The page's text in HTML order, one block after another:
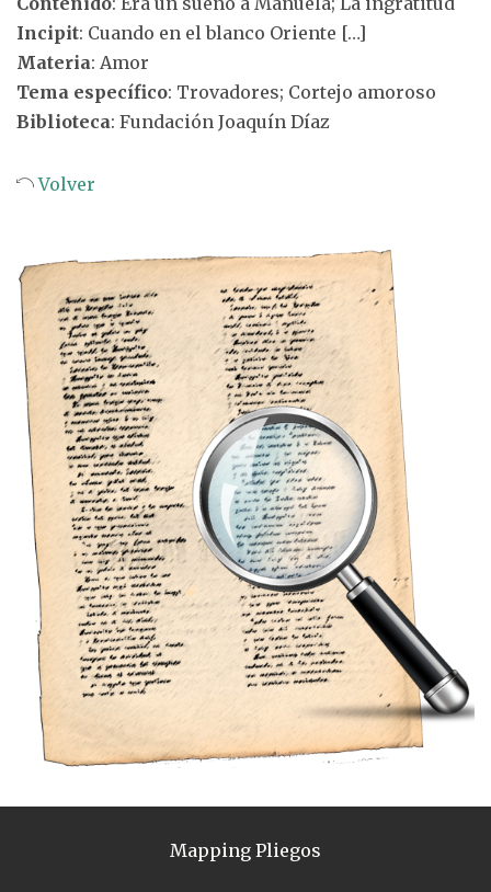
Incipit: Cuando en el blanco Oriente […]
Materia: Amor
Tema específico: Trovadores; Cortejo amoroso
Biblioteca: Fundación Joaquín Díaz
Volver
Mapping Pliegos